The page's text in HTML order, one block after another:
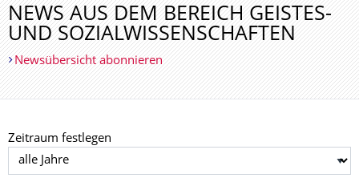
NEWS AUS DEM BEREICH GEISTES-
UND SOZIALWISSEN­SCHAFTEN
Newsübersicht abonnieren
Zeitraum festlegen
Jahr auswählen